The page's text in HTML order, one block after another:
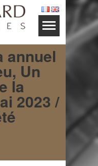
annuel
Un
la
2023 /